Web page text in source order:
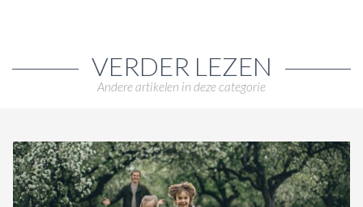
VERDER LEZEN
Andere artikelen in deze categorie